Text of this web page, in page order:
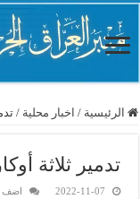
الرئيسية / اخبار محلية /
تدمير ثلاثة
2022-11-07 اضف